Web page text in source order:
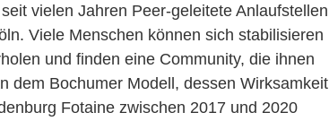
vielen Jahren Peer-geleitete Anlaufstellen
Viele Menschen können sich stabilisieren
und finden eine Community, die ihnen
dem Bochumer Modell, dessen Wirksamkeit
Fotaine zwischen 2017 und 2020